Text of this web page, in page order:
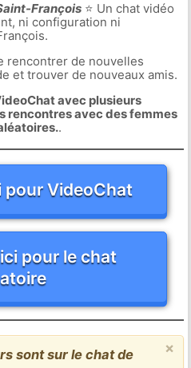
François⭐ Un chat vidéo
ni configuration ni
rencontrer de nouvelles
et trouver de nouveaux amis.
avec plusieurs
rencontres avec des femmes
.
pour VideoChat
pour le chat
×
sont sur le chat de